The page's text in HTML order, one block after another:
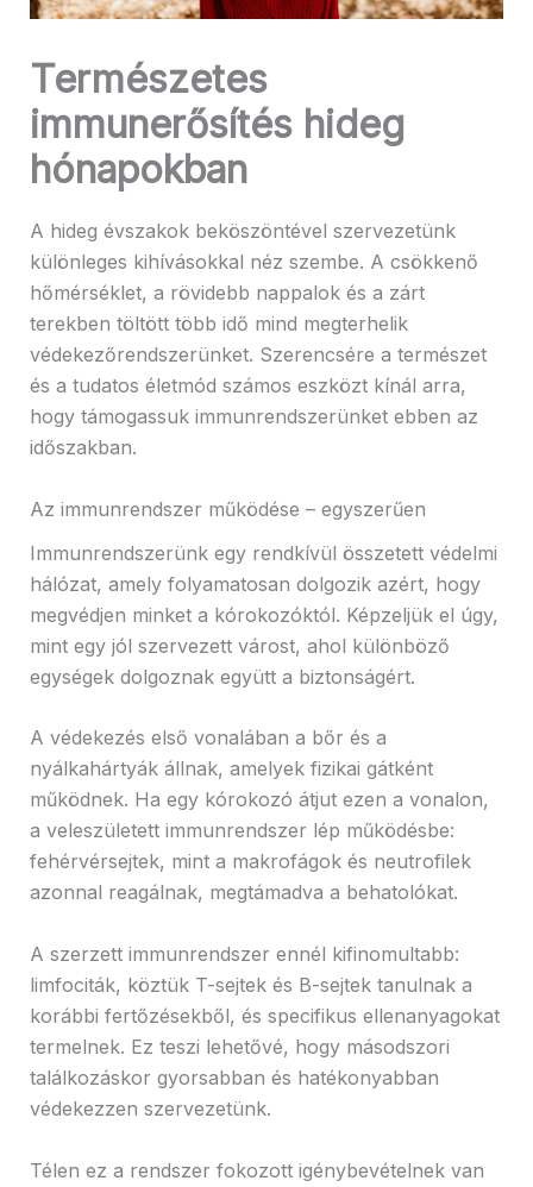
Természetes
immunerősítés hideg
hónapokban
A hideg évszakok beköszöntével szervezetünk
különleges kihívásokkal néz szembe. A csökkenő
hőmérséklet, a rövidebb nappalok és a zárt
terekben töltött több idő mind megterhelik
védekezőrendszerünket. Szerencsére a természet
és a tudatos életmód számos eszközt kínál arra,
hogy támogassuk immunrendszerünket ebben az
időszakban.
Az immunrendszer működése – egyszerűen
Immunrendszerünk egy rendkívül összetett védelmi
hálózat, amely folyamatosan dolgozik azért, hogy
megvédjen minket a kórokozóktól. Képzeljük el úgy,
mint egy jól szervezett várost, ahol különböző
egységek dolgoznak együtt a biztonságért.
A védekezés első vonalában a bőr és a
nyálkahártyák állnak, amelyek fizikai gátként
működnek. Ha egy kórokozó átjut ezen a vonalon,
a veleszületett immunrendszer lép működésbe:
fehérvérsejtek, mint a makrofágok és neutrofilek
azonnal reagálnak, megtámadva a behatolókat.
A szerzett immunrendszer ennél kifinomultabb:
limfociták, köztük T-sejtek és B-sejtek tanulnak a
korábbi fertőzésekből, és specifikus ellenanyagokat
termelnek. Ez teszi lehetővé, hogy másodszori
találkozáskor gyorsabban és hatékonyabban
védekezzen szervezetünk.
Télen ez a rendszer fokozott igénybevételnek van